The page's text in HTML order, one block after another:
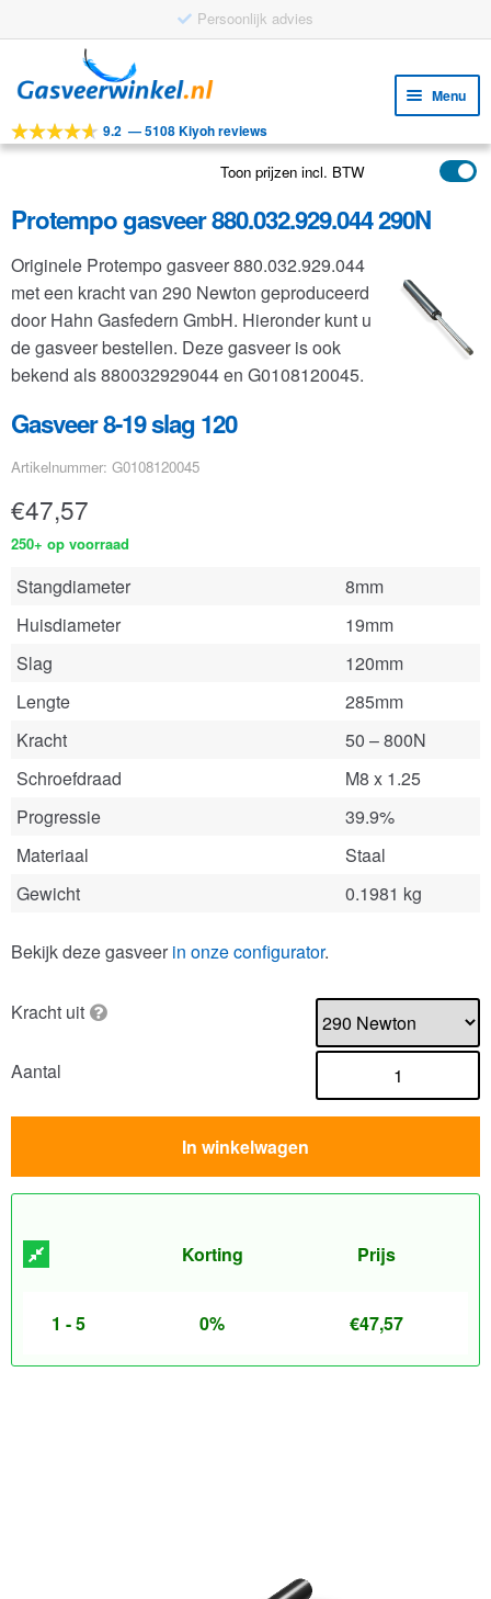
Persoonlijk advies
door
navigatie
naar
inhoud
Menu
Tools
Toepassingen
Klantenservice
FAQ
9.2 —5108 Kiyoh reviews
Toon prijzen incl. BTW
Protempo gasveer 880.032.929.044 290N
Originele Protempo gasveer 880.032.929.044
met een kracht van 290 Newton geproduceerd
door Hahn Gasfedern GmbH. Hieronder kunt u
de gasveer bestellen. Deze gasveer is ook
bekend als 880032929044 en G0108120045.
Gasveer 8-19 slag 120
Artikelnummer: G0108120045
€47,57
250+ op voorraad
Stangdiameter
8mm
Huisdiameter
19mm
Slag
120mm
Lengte
285mm
Kracht
50 – 800N
Schroefdraad
M8 x 1.25
Progressie
39.9%
Materiaal
Staal
Gewicht
0.1981 kg
Bekijk deze gasveer in onze configurator.
Kracht uit
Aantal
In winkelwagen
Korting Prijs
1 - 5 0% €47,57